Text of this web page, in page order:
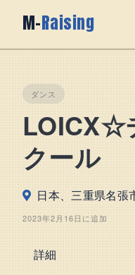
M-Raising
ダンス
LOICX☆
クール
日本、三重県名張
2023年2月16日に追加
詳細